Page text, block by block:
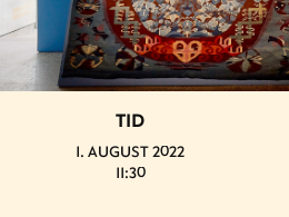
TID
1. AUGUST 2022
11:30